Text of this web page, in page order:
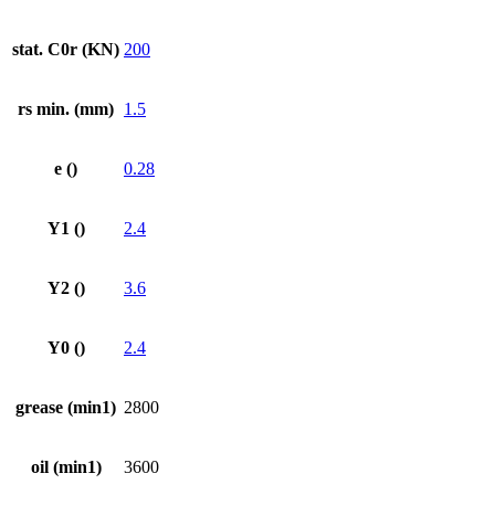
stat. C0r (KN) 200
rs min. (mm) 1.5
e () 0.28
Y1 () 2.4
Y2 () 3.6
Y0 () 2.4
grease (min1) 2800
oil (min1) 3600